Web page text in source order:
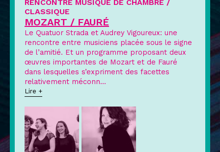
RENCONTRE MUSIQUE DE CHAMBRE /
CLASSIQUE
MOZART / FAURÉ
Le Quatuor Strada et Audrey Vigoureux: une
rencontre entre musiciens placée sous le signe
de l’amitié. Et un programme proposant deux
œuvres importantes de Mozart et de Fauré
dans lesquelles s’expriment des facettes
relativement méconn...
Lire +